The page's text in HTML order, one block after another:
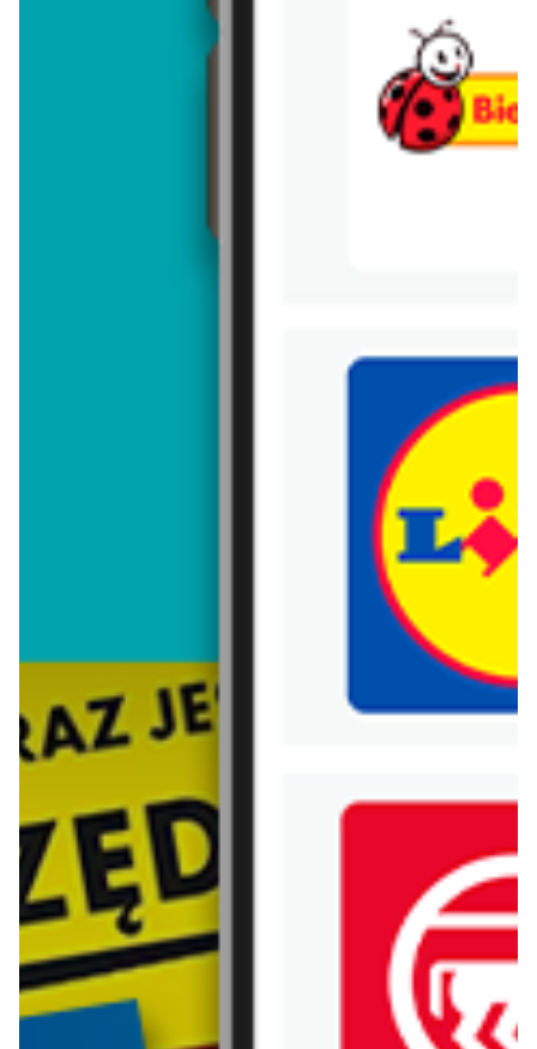
Trafiłeś na nieaktualną gazetkę
Zobacz aktualne gazetki Blix!
od dziś
Aldi
Zawartość dla osób
od dziś
Soplica - odkryj smaki lata w Lidlu